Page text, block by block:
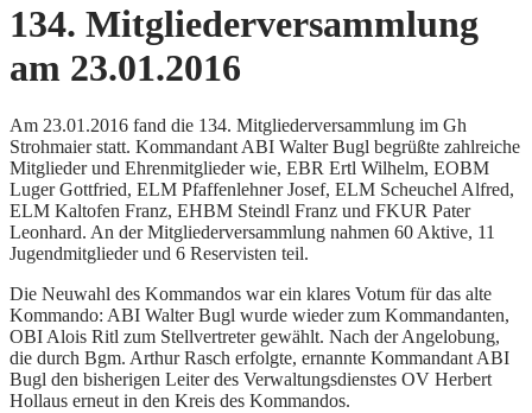
134. Mitgliederversammlung
am 23.01.2016
Am 23.01.2016 fand die 134. Mitgliederversammlung im Gh
Strohmaier statt. Kommandant ABI Walter Bugl begrüßte zahlreiche
Mitglieder und Ehrenmitglieder wie, EBR Ertl Wilhelm, EOBM
Luger Gottfried, ELM Pfaffenlehner Josef, ELM Scheuchel Alfred,
ELM Kaltofen Franz, EHBM Steindl Franz und FKUR Pater
Leonhard. An der Mitgliederversammlung nahmen 60 Aktive, 11
Jugendmitglieder und 6 Reservisten teil.
Die Neuwahl des Kommandos war ein klares Votum für das alte
Kommando: ABI Walter Bugl wurde wieder zum Kommandanten,
OBI Alois Ritl zum Stellvertreter gewählt. Nach der Angelobung,
die durch Bgm. Arthur Rasch erfolgte, ernannte Kommandant ABI
Bugl den bisherigen Leiter des Verwaltungsdienstes OV Herbert
Hollaus erneut in den Kreis des Kommandos.